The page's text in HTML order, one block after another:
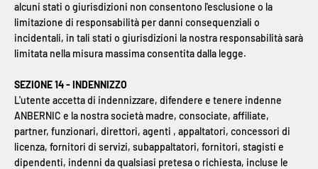
alcuni stati o giurisdizioni non consentono l'esclusione o la
limitazione di responsabilità per danni consequenziali o
incidentali, in tali stati o giurisdizioni la nostra responsabilità sarà
limitata nella misura massima consentita dalla legge.
SEZIONE 14 - INDENNIZZO
L'utente accetta di indennizzare, difendere e tenere indenne
ANBERNIC e la nostra società madre, consociate, affiliate,
partner, funzionari, direttori, agenti , appaltatori, concessori di
licenza, fornitori di servizi, subappaltatori, fornitori, stagisti e
dipendenti, indenni da qualsiasi pretesa o richiesta, incluse le